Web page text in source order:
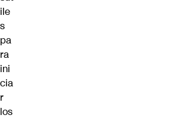
ile
s
pa
ra
ini
cia
r
los